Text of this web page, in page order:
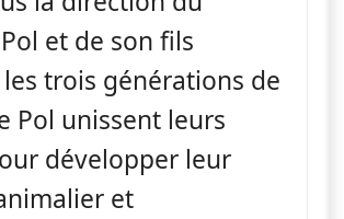
et de son fils
les trois générations de
Pol unissent leurs
développer leur
et